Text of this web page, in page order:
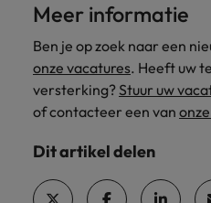
Meer informatie
Ben je op zoek naar een
onze vacatures. Heeft uw
versterking?Stuur uw
of contacteer een van
Dit artikel delen